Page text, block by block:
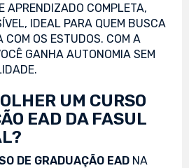
APRENDIZADO COMPLETA,
IDEAL PARA QUEM BUSCA
COM OS ESTUDOS. COM A
GANHA AUTONOMIA SEM
UM CURSO
EAD DA FASUL
DE GRADUAÇÃO EAD NA